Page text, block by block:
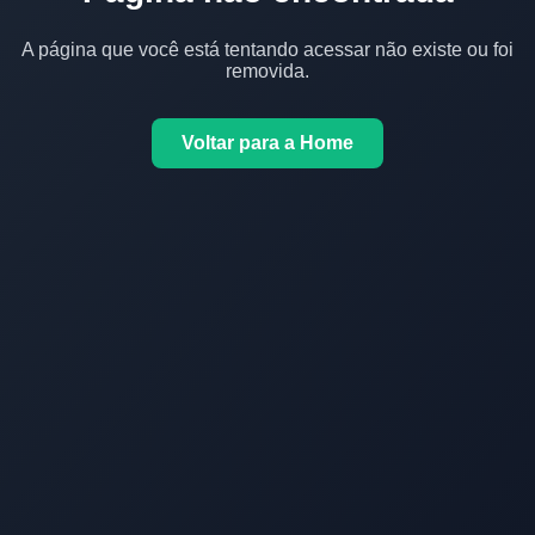
A página que você está tentando acessar não existe ou foi
removida.
Voltar para a Home